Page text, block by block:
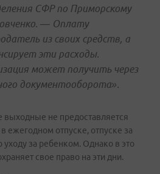
СФР по Приморскому
— Оплату
из своих средств, а
эти расходы.
может получить через
документооборота».
не предоставляется
ежегодном отпуске, отпуске за
уходу за ребенком. Однако в это
свое право на эти дни.